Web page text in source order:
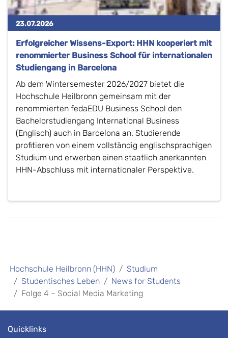
23.07.2026
Erfolgreicher Wissens-Export: HHN kooperiert mit
renommierter Business School für internationalen
Studiengang in Barcelona
Ab dem Wintersemester 2026/2027 bietet die
Hochschule Heilbronn gemeinsam mit der
renommierten fedaEDU Business School den
Bachelorstudiengang International Business
(Englisch) auch in Barcelona an. Studierende
profitieren von einem vollständig englischsprachigen
Studium und erwerben einen staatlich anerkannten
HHN-Abschluss mit internationaler Perspektive.
Hochschule Heilbronn (HHN)
Studium
Studentisches Leben
News for Students
Folge 4 – Social Media Marketing
Quicklinks